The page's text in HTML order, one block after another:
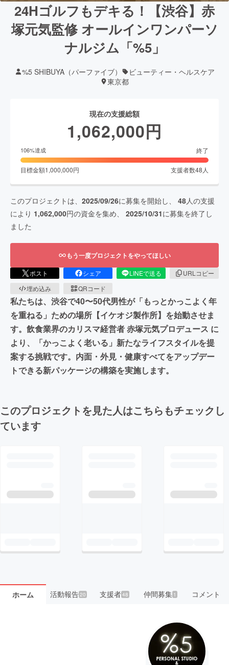
24Hゴルフもデキる！【渋谷】赤
塚元気監修 オールインワンパーソ
ナルジム「%5」
%5 SHIBUYA（パーファイブ）
ビューティー・ヘルスケア
東京都
現在の支援総額
1,062,000円
106%達成 終了
目標金額1,000,000円 支援者数48 人
このプロジェクトは、 2025/09/26に募集を開始し、 48人の支援
により 1,062,000円の資金を集め、 2025/10/31に募集を終了し
ました
もう一度プロジェクトをやってほしい
ポスト シェア LINEで送る
URLコピー
埋め込み
QRコード
私たちは、渋谷で40〜50代男性が「もっとかっこよく年
を重ねる」ための場所【イケオジ製作所】を始動させま
す。飲食業界のカリスマ経営者 赤塚元気プロデュース に
より、「かっこよく老いる」新たなライフスタイルを提
案する挑戦です。内面・外見・健康すべてをアップデー
トできる新パッケージの構築を実施します。
このプロジェクトを見た人はこちらもチェックし
ています
ホーム 活動報告20 支援者48 仲間募集 1 コメント